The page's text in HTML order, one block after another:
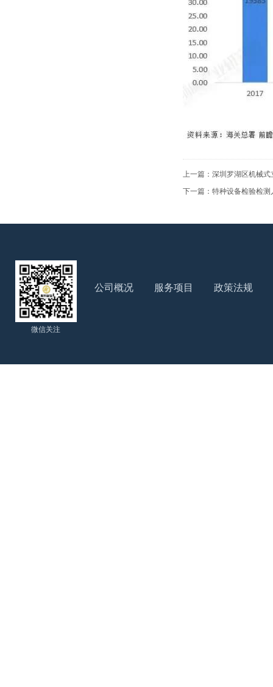
上一篇： 深圳罗湖区机械
下一篇： 特种设备检验检
微信关注
公司概况 服务项目 政策法规